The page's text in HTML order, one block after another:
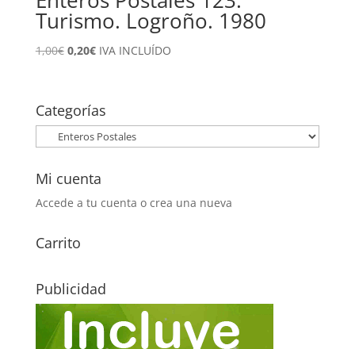
Turismo. Logroño. 1980
1,00€ El
era:
1,00€.
0,20€El
es:
0,20€.
IVA INCLUÍDO
Categorías
Mi cuenta
Accede a tu cuenta o crea una nueva
Carrito
Publicidad